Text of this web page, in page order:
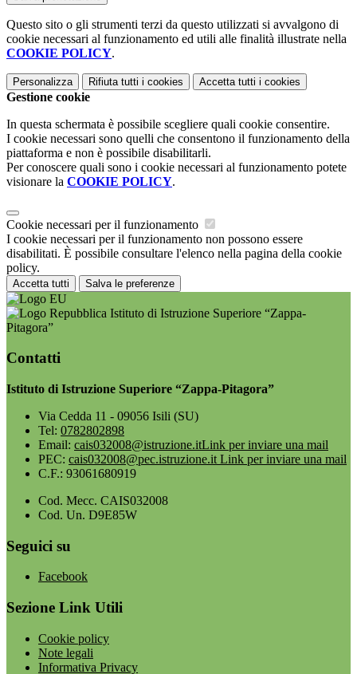
Questo sito o gli strumenti terzi da questo utilizzati si avvalgono di
cookie necessari al funzionamento ed utili alle finalità illustrate nella
COOKIE POLICY.
Personalizza Rifiuta tutti i cookies Accetta tutti i cookies
Gestione cookie
In questa schermata è possibile scegliere quali cookie consentire.
I cookie necessari sono quelli che consentono il funzionamento della
piattaforma e non è possibile disabilitarli.
Per conoscere quali sono i cookie necessari al funzionamento potete
visionare la COOKIE POLICY.
Cookie necessari per il funzionamento
I cookie necessari per il funzionamento non possono essere
disabilitati. È possibile consultare l'elenco nella pagina della cookie
policy.
Accetta tutti Salva le preferenze
Istituto di Istruzione Superiore “Zappa-
Pitagora”
Contatti
Istituto di Istruzione Superiore “Zappa-Pitagora”
Via Cedda 11 - 09056 Isili (SU)
Tel: 0782802898
Email: cais032008@istruzione.itLink per inviare una mail
PEC: cais032008@pec.istruzione.it Link per inviare una mail
C.F.: 93061680919
Cod. Mecc. CAIS032008
Cod. Un. D9E85W
Seguici su
Facebook
Sezione Link Utili
Cookie policy
Note legali
Informativa Privacy